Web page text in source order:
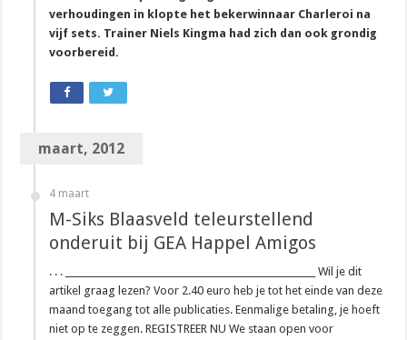
verhoudingen in klopte het bekerwinnaar Charleroi na
vijf sets. Trainer Niels Kingma had zich dan ook grondig
voorbereid.
maart, 2012
4 maart
M-Siks Blaasveld teleurstellend
onderuit bij GEA Happel Amigos
. . . _______________________________________________________ Wil je dit
artikel graag lezen? Voor 2.40 euro heb je tot het einde van deze
maand toegang tot alle publicaties. Eenmalige betaling, je hoeft
niet op te zeggen. REGISTREER NU We staan open voor